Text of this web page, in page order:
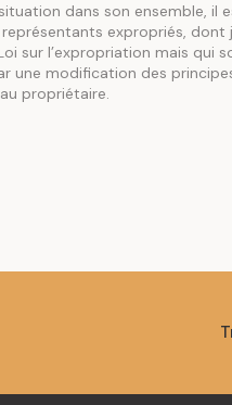
dans son ensemble, il
expropriés, dont
sur l’expropriation mais qui
une modification des
propriétaire.